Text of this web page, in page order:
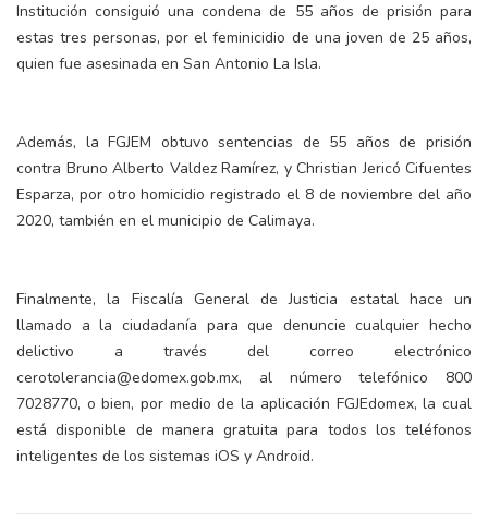
Institución consiguió una condena de 55 años de prisión para
estas tres personas, por el feminicidio de una joven de 25 años,
quien fue asesinada en San Antonio La Isla.
Además, la FGJEM obtuvo sentencias de 55 años de prisión
contra Bruno Alberto Valdez Ramírez, y Christian Jericó Cifuentes
Esparza, por otro homicidio registrado el 8 de noviembre del año
2020, también en el municipio de Calimaya.
Finalmente, la Fiscalía General de Justicia estatal hace un
llamado a la ciudadanía para que denuncie cualquier hecho
delictivo a través del correo electrónico
cerotolerancia@edomex.gob.mx, al número telefónico 800
7028770, o bien, por medio de la aplicación FGJEdomex, la cual
está disponible de manera gratuita para todos los teléfonos
inteligentes de los sistemas iOS y Android.